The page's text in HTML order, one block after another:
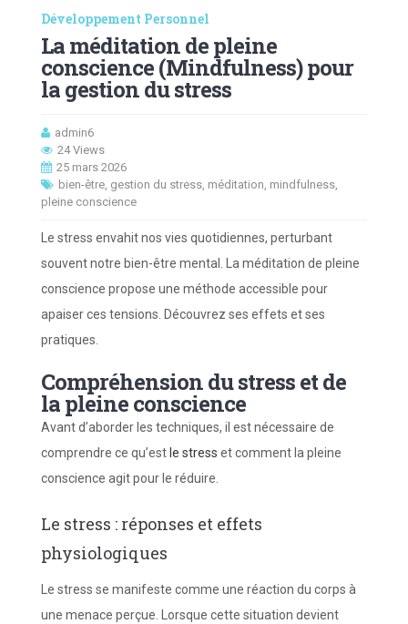
Développement Personnel
La méditation de pleine
conscience (Mindfulness) pour
la gestion du stress
admin6
24 Views
25 mars 2026
bien-être, gestion du stress, méditation, mindfulness,
pleine conscience
Le stress envahit nos vies quotidiennes, perturbant
souvent notre bien-être mental. La méditation de pleine
conscience propose une méthode accessible pour
apaiser ces tensions. Découvrez ses effets et ses
pratiques.
Compréhension du stress et de
la pleine conscience
Avant d’aborder les techniques, il est nécessaire de
comprendre ce qu’est le stress et comment la pleine
conscience agit pour le réduire.
Le stress : réponses et effets
physiologiques
Le stress se manifeste comme une réaction du corps à
une menace perçue. Lorsque cette situation devient